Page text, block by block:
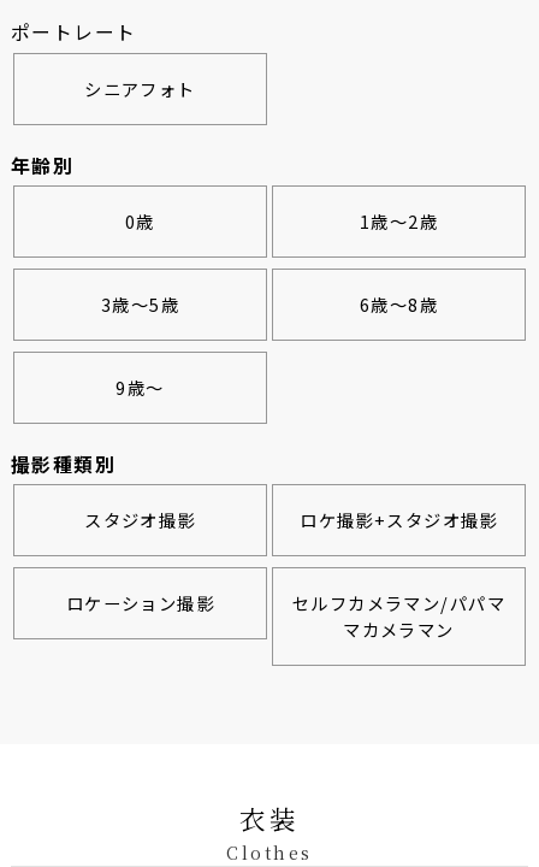
ポートレート
シニアフォト
年齢別
0歳 1歳～2歳
3歳～5歳 6歳～8歳
9歳～
撮影種類別
スタジオ撮影 ロケ撮影+スタジオ撮影
ロケーション撮影
セルフカメラマン/パパマ
マカメラマン
衣装
Clothes